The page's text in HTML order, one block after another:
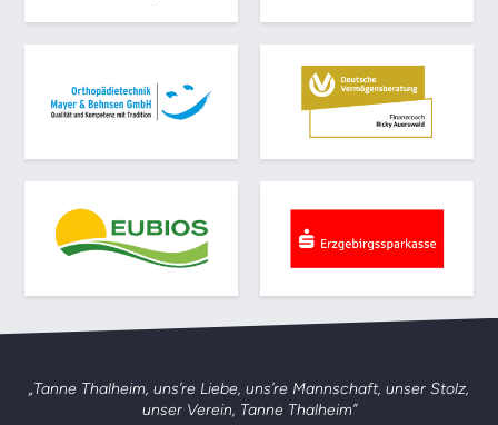
„Tanne Thalheim, uns’re Liebe, uns’re Mannschaft, unser Stolz,
unser Verein, Tanne Thalheim”